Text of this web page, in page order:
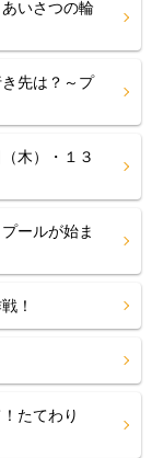
いさつの輪
先は？～プ
木）・１３
ールが始ま
戦！
たてわり